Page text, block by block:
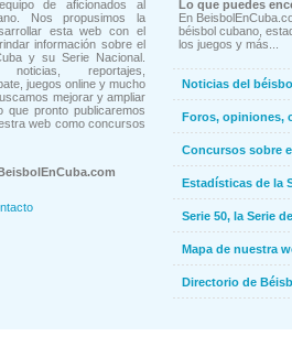
de aficionados al
Nos propusimos la
esta web con el
información sobre el
y su Serie Nacional.
noticias, reportajes,
juegos online y mucho
mejorar y ampliar
pronto publicaremos
web como concursos
Lo que puedes
En
béisbol cubano,
los juegos y más...
Noticias del
Foros, opiniones,
Concursos sobre
Estadísticas de la
Serie 50, la Serie
Mapa de nuestra
Directorio de